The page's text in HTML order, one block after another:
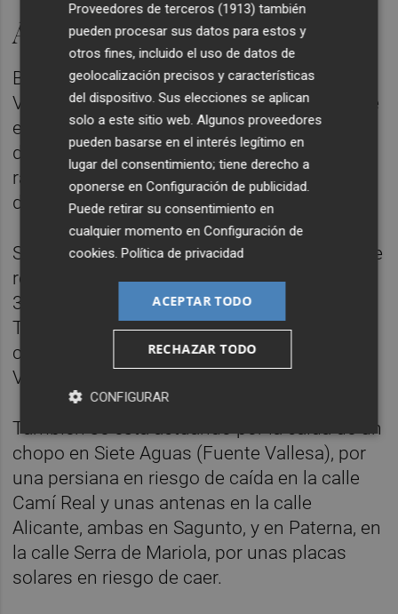
Árboles y farolas caídas
Bomberos del Consorcio Provincial de
Valencia han recibido desde primera hora de
este jueves ocho avisos en distintos puntos
de la provincia por retirada de árboles o
ramas, saneamiento de fachadas o la caída
de una farola.
Según fuentes del Consorcio, han tenido que
retirar árboles y ramas de las carretera CV-
390, la calle 7 de Paterna y la CV-422 en
Turís, y sanear fachadas en edificios en el
camino Real de Torrent y la carretera
València de Bétera.
También se está actuando por la caída de un
chopo en Siete Aguas (Fuente Vallesa), por
una persiana en riesgo de caída en la calle
Camí Real y unas antenas en la calle
Alicante, ambas en Sagunto, y en Paterna, en
la calle Serra de Mariola, por unas placas
solares en riesgo de caer.
Proveedores de terceros (1913) también
pueden procesar sus datos para estos y
otros fines, incluido el uso de datos de
geolocalización precisos y características
del dispositivo. Sus elecciones se aplican
solo a este sitio web. Algunos proveedores
pueden basarse en el interés legítimo en
lugar del consentimiento; tiene derecho a
oponerse enConfiguración de publicidad.
Puede retirar su consentimiento en
cualquier momento enConfiguración de
cookies.Política de privacidad
ACEPTAR TODO
RECHAZAR TODO
CONFIGURAR